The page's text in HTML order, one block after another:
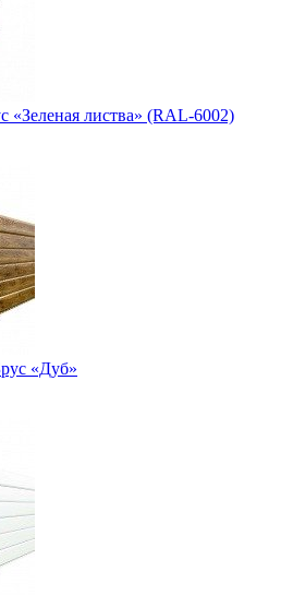
«Зеленая листва» (RAL-6002)
«Дуб»